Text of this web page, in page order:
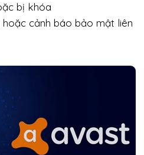
bị khóa
hoặc cảnh báo bảo mật liên